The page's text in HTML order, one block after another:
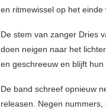
en ritmewissel op het einde
De stem van zanger Dries
doen neigen naar het
en geschreeuw en blijft
De band schreef opnieuw
releasen. Negen